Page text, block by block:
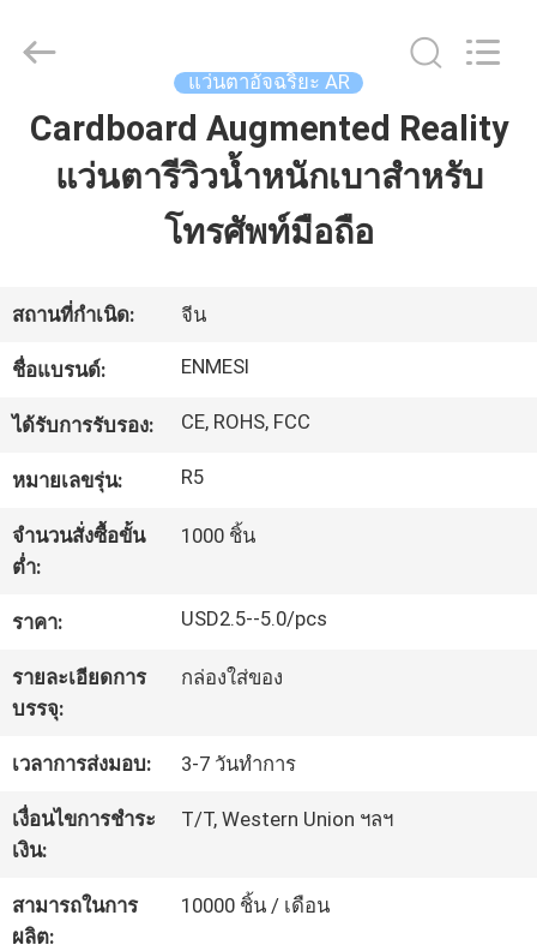
บ้าน
เกี่ยว
กับ
เรา
ทัวร์
โรงงาน
ควบคุม
คุณภาพ
ข่าว
กรณี
Intelligence
Technology
Rights
Reserved.
แว่นตาอัจฉริยะ AR
Cardboard Augmented Reality
แว่นตารีวิวน้ำหนักเบาสำหรับ
โทรศัพท์มือถือ
สถานที่กำเนิด: จีน
ชื่อแบรนด์: ENMESI
ได้รับการรับรอง: CE, ROHS, FCC
หมายเลขรุ่น: R5
จำนวนสั่งซื้อขั้น
ต่ำ:
1000 ชิ้น
ราคา: USD2.5--5.0/pcs
รายละเอียดการ
บรรจุ:
กล่องใส่ของ
เวลาการส่งมอบ: 3-7 วันทำการ
เงื่อนไขการชำระ
เงิน:
T/T, Western Union ฯลฯ
สามารถในการ
ผลิต:
10000 ชิ้น / เดือน